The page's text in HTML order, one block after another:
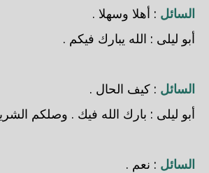
السائل : أهلا وسهلا .
أبو ليلى : الله يبارك فيكم .
السائل : كيف الحال .
أبو ليلى : بارك الله فيك . وصلكم
السائل : نعم .